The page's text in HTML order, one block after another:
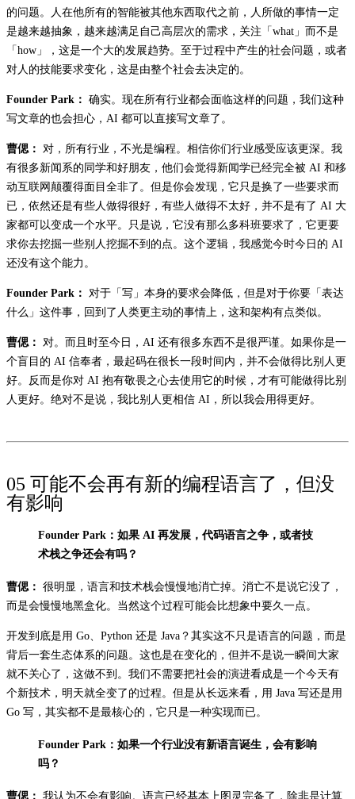
的问题。人在他所有的智能被其他东西取代之前，人所做的事情一定
是越来越抽象，越来越满足自己高层次的需求，关注「what」而不是
「how」，这是一个大的发展趋势。至于过程中产生的社会问题，或者
对人的技能要求变化，这是由整个社会去决定的。
Founder Park： 确实。现在所有行业都会面临这样的问题，我们这种
写文章的也会担心，AI 都可以直接写文章了。
曹偲：
对，所有行业，不光是编程。相信你们行业感受应该更深。我
有很多新闻系的同学和好朋友，他们会觉得新闻学已经完全被 AI 和移
动互联网颠覆得面目全非了。但是你会发现，它只是换了一些要求而
已，依然还是有些人做得很好，有些人做得不太好，并不是有了 AI 大
家都可以变成一个水平。只是说，它没有那么多科班要求了，它更要
求你去挖掘一些别人挖掘不到的点。这个逻辑，我感觉今时今日的 AI
还没有这个能力。
Founder Park：
对于「写」本身的要求会降低，但是对于你要「表达
什么」这件事，回到了人类更主动的事情上，这和架构有点类似。
曹偲：
对。而且时至今日，AI 还有很多东西不是很严谨。如果你是一
个盲目的 AI 信奉者，最起码在很长一段时间内，并不会做得比别人更
好。反而是你对 AI 抱有敬畏之心去使用它的时候，才有可能做得比别
人更好。绝对不是说，我比别人更相信 AI，所以我会用得更好。
05 可能不会再有新的编程语言了，但没
有影响
Founder Park：如果 AI 再发展，代码语言之争，或者技
术栈之争还会有吗？
曹偲： 很明显，语言和技术栈会慢慢地消亡掉。消亡不是说它没了，
而是会慢慢地黑盒化。当然这个过程可能会比想象中要久一点。
开发到底是用 Go、Python 还是 Java？其实这不只是语言的问题，而是
背后一套生态体系的问题。这也是在变化的，但并不是说一瞬间大家
就不关心了，这做不到。我们不需要把社会的演进看成是一个今天有
个新技术，明天就全变了的过程。但是从长远来看，用 Java 写还是用
Go 写，其实都不是最核心的，它只是一种实现而已。
Founder Park：如果一个行业没有新语言诞生，会有影响
吗？
曹偲： 我认为不会有影响。语言已经基本上图灵完备了，除非是计算